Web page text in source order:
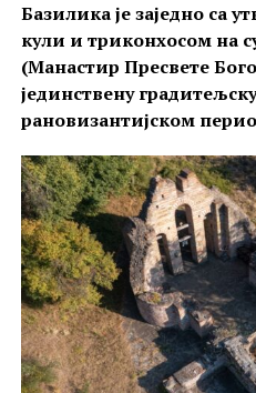
Базилика је заједно са
кули и триконхосом на
(Манастир Пресвете
јединствену
рановизантијском